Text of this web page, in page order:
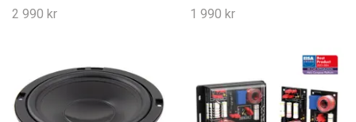
2 990 kr
1 990 kr